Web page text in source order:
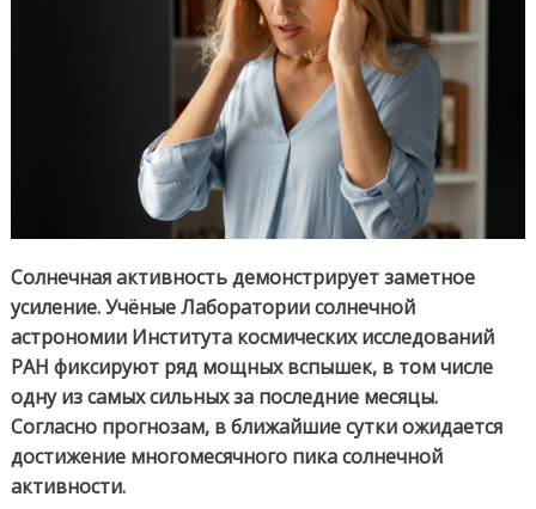
Солнечная активность демонстрирует заметное
усиление. Учёные Лаборатории солнечной
астрономии Института космических исследований
РАН фиксируют ряд мощных вспышек, в том числе
одну из самых сильных за последние месяцы.
Согласно прогнозам, в ближайшие сутки ожидается
достижение многомесячного пика солнечной
активности.